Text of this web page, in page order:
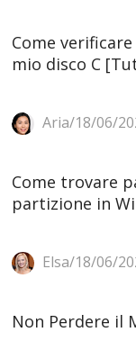
Come
mio disco C
Aria/18/06/
Come trovare
partizione in
Elsa/18/06/
Non Perdere il